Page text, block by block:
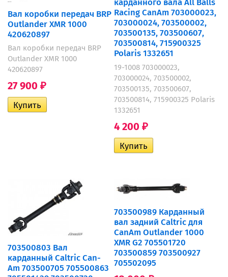
Вал коробки передач BRP
Outlander XMR 1000
420620897
Вал коробки передач BRP
Outlander XMR 1000
420620897
27 900 ₽
карданного вала All Balls
Racing CanAm 703000023,
703000024, 703500002,
703500135, 703500607,
703500814, 715900325
Polaris 1332651
19-1008 703000023,
703000024, 703500002,
703500135, 703500607,
703500814, 715900325 Polaris
1332651
4 200 ₽
703500803 Вал
карданный Caltric Can-
Am 703500705 705500863
703500989 Карданный
вал задний Caltric для
CanAm Outlander 1000
XMR G2 705501720
703500859 703500927
705502095